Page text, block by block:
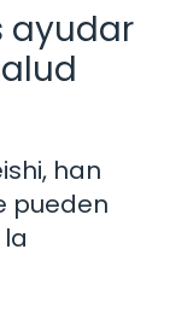
ayudar
han
pueden